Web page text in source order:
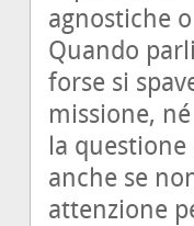
agnostiche
Quando
forse si
missione,
la
anche se
attenzione